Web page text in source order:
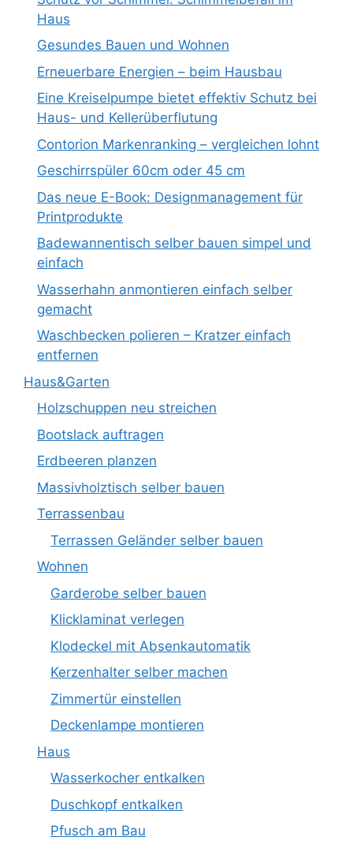
Haus
Gesundes Bauen und Wohnen
Erneuerbare Energien – beim Hausbau
Eine Kreiselpumpe bietet effektiv Schutz bei
Haus- und Kellerüberflutung
Contorion Markenranking – vergleichen lohnt
Geschirrspüler 60cm oder 45 cm
Das neue E-Book: Designmanagement für
Printprodukte
Badewannentisch selber bauen simpel und
einfach
Wasserhahn anmontieren einfach selber
gemacht
Waschbecken polieren – Kratzer einfach
entfernen
Haus&Garten
Holzschuppen neu streichen
Bootslack auftragen
Erdbeeren planzen
Massivholztisch selber bauen
Terrassenbau
Terrassen Geländer selber bauen
Wohnen
Garderobe selber bauen
Klicklaminat verlegen
Klodeckel mit Absenkautomatik
Kerzenhalter selber machen
Zimmertür einstellen
Deckenlampe montieren
Haus
Wasserkocher entkalken
Duschkopf entkalken
Pfusch am Bau